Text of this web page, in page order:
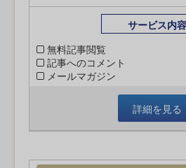
サービス内容
無料記事閲覧
記事へのコメント
メールマガジン
詳細を見る